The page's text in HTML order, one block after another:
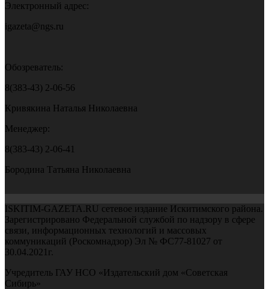
Электронный адрес:
igazeta@ngs.ru
Обозреватель:
8(383-43) 2-06-56
Кривякина Наталья Николаевна
Менеджер:
8(383-43) 2-06-41
Бородина Татьяна Николаевна
ISKITIM-GAZETA.RU сетевое издание Искитимского района.
Зарегистрировано Федеральной службой по надзору в сфере
связи, информационных технологий и массовых
коммуникаций (Роскомнадзор) Эл № ФС77-81027 от
30.04.2021г.
Учредитель ГАУ НСО «Издательский дом «Советская
Сибирь»